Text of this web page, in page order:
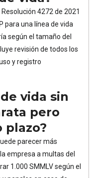
4272 de 2021
para una línea de vida
según el tamaño del
revisión de todos los
y registro
vida sin
pero
plazo?
parecer más
empresa a multas del
1.000 SMMLV según el